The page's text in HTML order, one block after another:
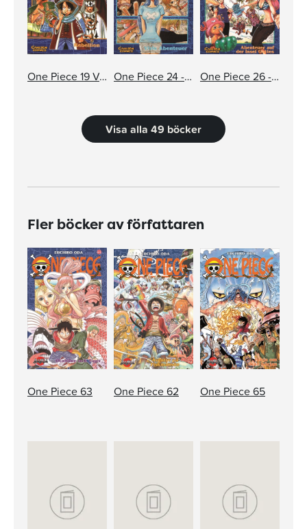
One Piece 19 Varning för monster One Piece 24 - Människans drömmar One Piece 26 - Äventyret på gudarnas ö
Visa alla 49 böcker
Fler böcker av författaren
One Piece 63 One Piece 62 One Piece 65